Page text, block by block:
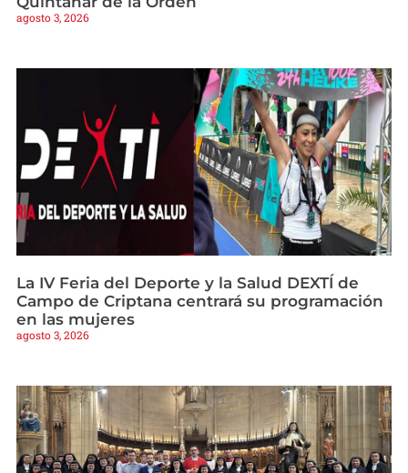
agosto 3, 2026
La IV Feria del Deporte y la Salud DEXTÍ de
Campo de Criptana centrará su programación
en las mujeres
agosto 3, 2026